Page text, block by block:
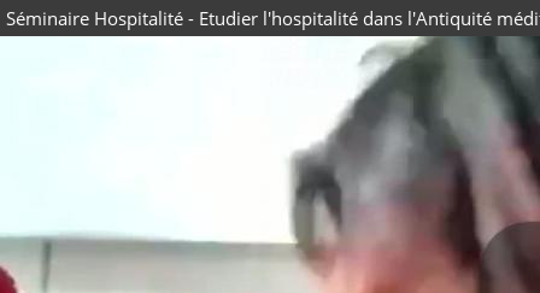
Séminaire Hospitalité - Etudier l'hospitalité dans l'Antiquité